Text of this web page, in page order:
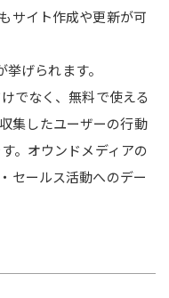
サイト作成や更新が可
げられます。
でなく、無料で使える
集したユーザーの行動
。オウンドメディアの
セールス活動へのデー